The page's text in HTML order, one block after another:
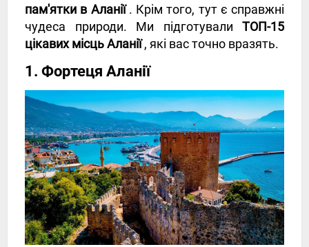
пам'ятки в Аланії. Крім того, тут є справжні
чудеса природи. Ми підготували ТОП-15
цікавих місць Аланії, які вас точно вразять.
1. Фортеця Аланії